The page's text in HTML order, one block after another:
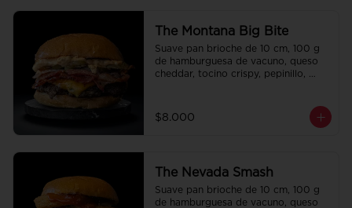
The Montana Big Bite
Suave pan brioche de 10 cm, 100 g
de hamburguesa de vacuno, queso
cheddar, tocino crispy, pepinillo,
$8.000
The Nevada Smash
Suave pan brioche de 10 cm, 100 g
de hamburguesa de vacuno, queso